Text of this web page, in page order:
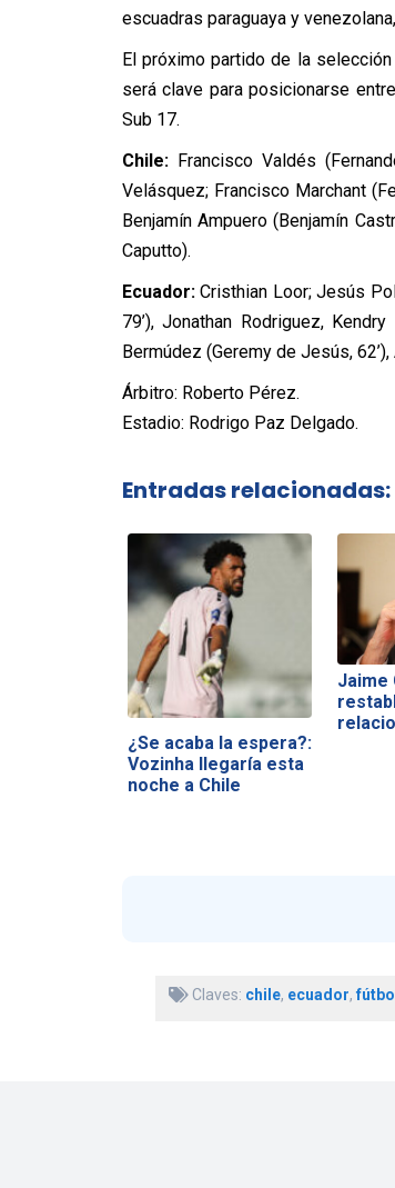
escuadras paraguaya y
El próximo partido de la
será clave para posicionarse
Sub 17.
Chile:Francisco Valdés
Velásquez; Francisco Marchant
Benjamín Ampuero (Benjamín
Caputto).
Ecuador:Cristhian Loor; Jesús
79’), Jonathan Rodriguez,
Bermúdez (Geremy de Jesús,
Árbitro: Roberto Pérez.
Estadio: Rodrigo Paz Delgado.
Entradas relacionadas:
¿Se acaba la espera?:
Vozinha llegaría esta
noche a Chile
Jaime
Claves: chile, ecuador,